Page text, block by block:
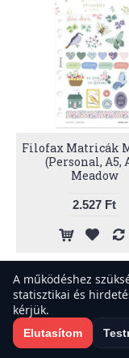
Filofax Matricák
(Personal, A5,
Meadow
2.527 Ft
A működéshez
statisztikai és
kérjük.
Elutasítom
A weboldal sütiket